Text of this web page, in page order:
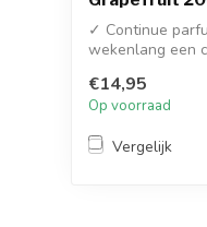
✓ Continue
wekenlang een
€14,95
Op voorraad
Vergelijk